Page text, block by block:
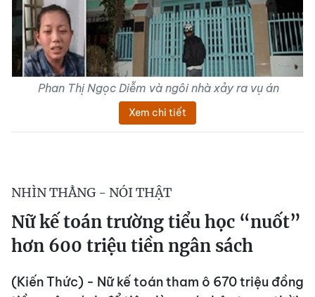
Phan Thị Ngọc Diễm và ngôi nhà xảy ra vụ án
Xem chi tiết
NHÌN THẲNG - NÓI THẬT
Nữ kế toán trường tiểu học “nuốt”
hơn 600 triệu tiền ngân sách
(Kiến Thức) - Nữ kế toán tham ô 670 triệu đồng